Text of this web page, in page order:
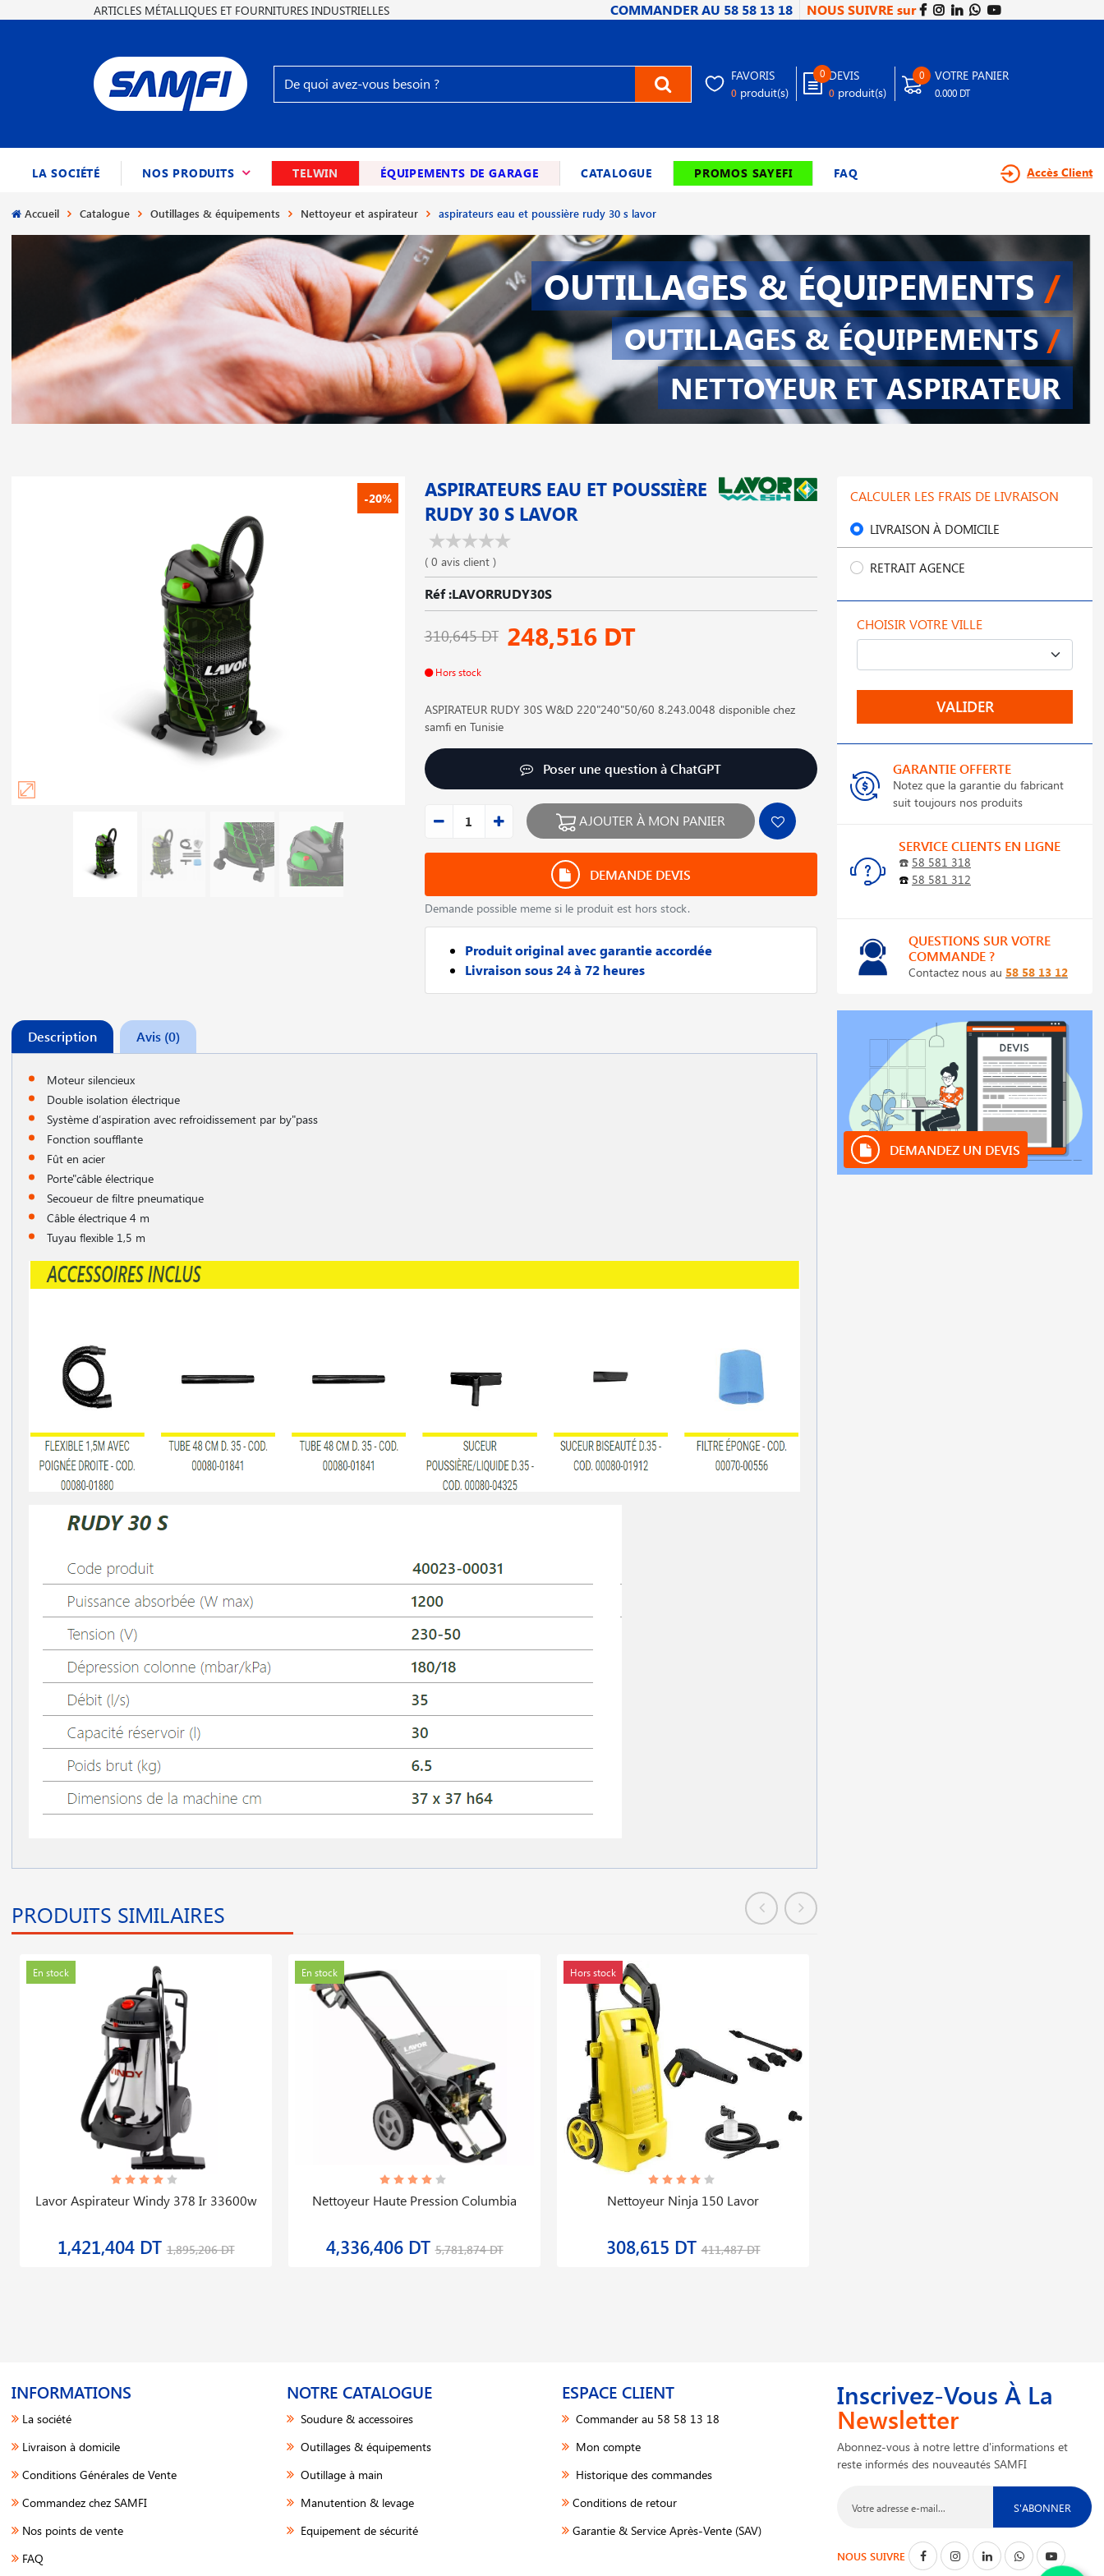
ARTICLES MÉTALLIQUES ET FOURNITURES INDUSTRIELLES COMMANDER AU 58 58 13 18 NOUS SUIVRE sur
FAVORIS
0 produit(s)
0 DEVIS
0 produit(s)
0 VOTRE PANIER
0.000 DT
LA SOCIÉTÉ NOS PRODUITS (CURRENT)TELWIN ÉQUIPEMENTS DE GARAGE CATALOGUE PROMOS SAYEFI FAQ Accès Client
Accueil Catalogue Outillages & équipements Nettoyeur et aspirateur aspirateurs eau et poussière rudy 30 s lavor
OUTILLAGES & ÉQUIPEMENTS /
OUTILLAGES & ÉQUIPEMENTS/
NETTOYEUR ET ASPIRATEUR
-20%
ASPIRATEURS EAU ET POUSSIÈRE
RUDY 30 S LAVOR
( 0 avis client )
Réf :LAVORRUDY30S
310,645 DT 248,516 DT
Hors stock
ASPIRATEUR RUDY 30S W&D 220"240"50/60 8.243.0048 disponible chez
samfi en Tunisie
Poser une question à ChatGPT
AJOUTER À MON PANIER
DEMANDE DEVIS
Demande possible meme si le produit est hors stock.
Produit original avec garantie accordée
Livraison sous 24 à 72 heures
Description Avis (0)
Moteur silencieux
Double isolation électrique
Système d′aspiration avec refroidissement par by"pass
Fonction soufflante
Fût en acier
Porte"câble électrique
Secoueur de filtre pneumatique
Câble électrique 4 m
Tuyau flexible 1,5 m
PRODUITS SIMILAIRES
En stock
Lavor Aspirateur Windy 378 Ir 33600w
1,421,404 DT1,895,206 DT
En stock
Nettoyeur Haute Pression Columbia
4,336,406 DT5,781,874 DT
Hors stock
Nettoyeur Ninja 150 Lavor
308,615 DT411,487 DT
CALCULER LES FRAIS DE LIVRAISON
LIVRAISON À DOMICILE
RETRAIT AGENCE
CHOISIR VOTRE VILLE
VALIDER
GARANTIE OFFERTE
Notez que la garantie du fabricant
suit toujours nos produits
SERVICE CLIENTS EN LIGNE
☎️ 58 581 318
☎️ 58 581 312
QUESTIONS SUR VOTRE
COMMANDE ?
Contactez nous au 58 58 13 12
DEMANDEZ UN DEVIS
INFORMATIONS
La société
Livraison à domicile
Conditions Générales de Vente
Commandez chez SAMFI
Nos points de vente
FAQ
NOTRE CATALOGUE
Soudure & accessoires
Outillages & équipements
Outillage à main
Manutention & levage
Equipement de sécurité
ESPACE CLIENT
Commander au 58 58 13 18
Mon compte
Historique des commandes
Conditions de retour
Garantie & Service Après-Vente (SAV)
Inscrivez-Vous À La
Newsletter
Abonnez-vous à notre lettre d'informations et
reste informés des nouveautés SAMFI
S'ABONNER
NOUS SUIVRE